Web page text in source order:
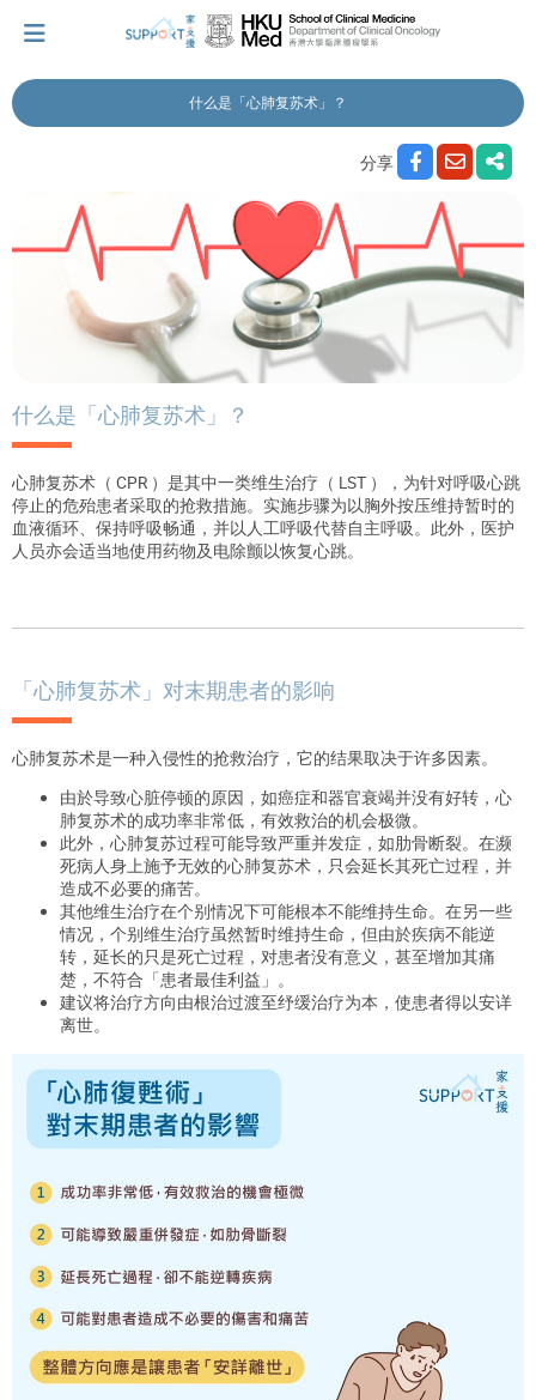
让我们与你并肩而行。
拥抱每刻，留住这爱。
轻松一下，充下电啦！
小贴士‧「家」资源
什么是「心肺复苏术」？
分享
什么是「心肺复苏术」？
心肺复苏术（ CPR ）是其中一类维生治疗（ LST ），为针对呼吸心跳
停止的危殆患者采取的抢救措施。实施步骤为以胸外按压维持暂时的
血液循环、保持呼吸畅通，并以人工呼吸代替自主呼吸。此外，医护
人员亦会适当地使用药物及电除颤以恢复心跳。
「心肺复苏术」对末期患者的影响
心肺复苏术是一种入侵性的抢救治疗，它的结果取决于许多因素。
由於导致心脏停顿的原因，如癌症和器官衰竭并没有好转，心
肺复苏术的成功率非常低，有效救治的机会极微。
此外，心肺复苏过程可能导致严重并发症，如肋骨断裂。在濒
死病人身上施予无效的心肺复苏术，只会延长其死亡过程，并
造成不必要的痛苦。
其他维生治疗在个别情况下可能根本不能维持生命。在另一些
情况，个别维生治疗虽然暂时维持生命，但由於疾病不能逆
转，延长的只是死亡过程，对患者没有意义，甚至增加其痛
楚，不符合「患者最佳利益」。
建议将治疗方向由根治过渡至纾缓治疗为本，使患者得以安详
离世。